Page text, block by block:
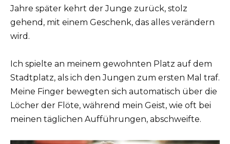
Jahre später kehrt der Junge zurück, stolz
gehend, mit einem Geschenk, das alles verändern
wird.
Ich spielte an meinem gewohnten Platz auf dem
Stadtplatz, als ich den Jungen zum ersten Mal traf.
Meine Finger bewegten sich automatisch über die
Löcher der Flöte, während mein Geist, wie oft bei
meinen täglichen Aufführungen, abschweifte.